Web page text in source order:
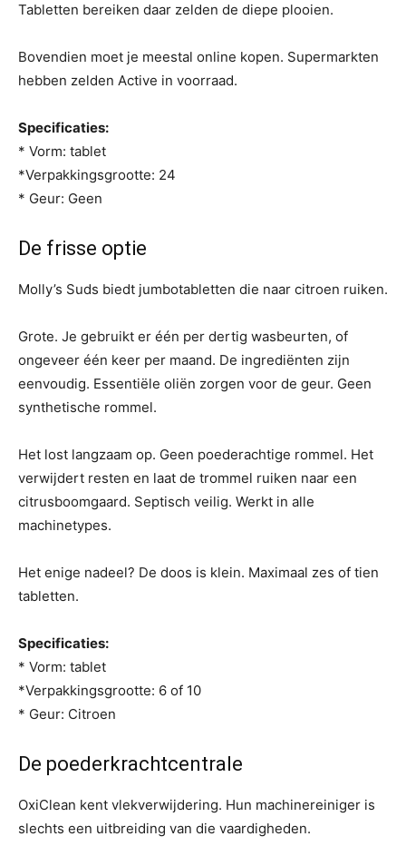
Tabletten bereiken daar zelden de diepe plooien.
Bovendien moet je meestal online kopen. Supermarkten
hebben zelden Active in voorraad.
Specificaties:
* Vorm: tablet
*Verpakkingsgrootte: 24
* Geur: Geen
De frisse optie
Molly’s Suds biedt jumbotabletten die naar citroen ruiken.
Grote. Je gebruikt er één per dertig wasbeurten, of
ongeveer één keer per maand. De ingrediënten zijn
eenvoudig. Essentiële oliën zorgen voor de geur. Geen
synthetische rommel.
Het lost langzaam op. Geen poederachtige rommel. Het
verwijdert resten en laat de trommel ruiken naar een
citrusboomgaard. Septisch veilig. Werkt in alle
machinetypes.
Het enige nadeel? De doos is klein. Maximaal zes of tien
tabletten.
Specificaties:
* Vorm: tablet
*Verpakkingsgrootte: 6 of 10
* Geur: Citroen
De poederkrachtcentrale
OxiClean kent vlekverwijdering. Hun machinereiniger is
slechts een uitbreiding van die vaardigheden.